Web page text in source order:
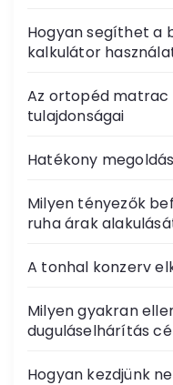
Hogyan segíthet a
kalkulátor
Az ortopéd
tulajdonságai
Hatékony
Milyen tényezők
ruha árak
A tonhal konzerv
Milyen gyakran
duguláselhárítás
Hogyan kezdjünk